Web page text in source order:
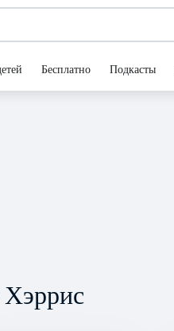
Бесплатно Подкасты
Хэррис